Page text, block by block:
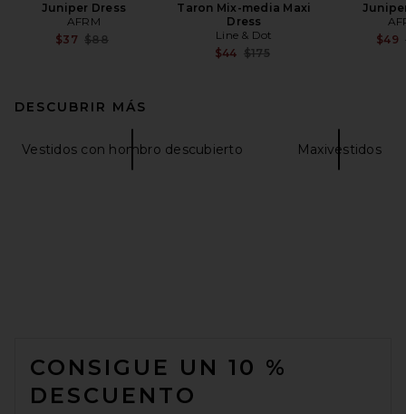
Juniper Dress
AFRM
$37 Previous price:
$88
Taron Mix-media Maxi
Dress
Line & Dot
$44 Previous price:
$175
$49
DESCUBRIR MÁS
Vestidos con hombro descubierto Maxivestidos
CONSIGUE UN 10 %
DESCUENTO